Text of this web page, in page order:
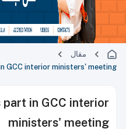
مقال
GCC interior ministers' meeting
in GCC interior
ministers' meeting